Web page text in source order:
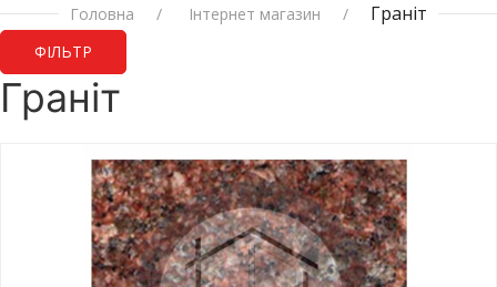
Головна
Інтернет магазин Граніт
ФІЛЬТР
Граніт